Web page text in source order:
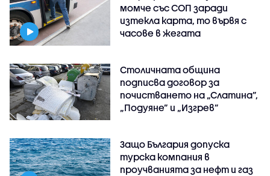
момче със СОП заради
изтекла карта, то вървя с
часове в жегата
Столичната община
подписва договор за
почистването на „Слатина”,
„Подуяне” и „Изгрев”
Защо България допуска
турска компания в
проучванията за нефт и газ